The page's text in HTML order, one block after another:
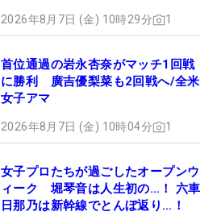
2026年8月7日 (金) 10時29分 1
首位通過の岩永杏奈がマッチ1回戦
に勝利 廣吉優梨菜も2回戦へ/全米
女子アマ
2026年8月7日 (金) 10時04分 1
女子プロたちが過ごしたオープンウ
ィーク 堀琴音は人生初の…！ 六車
日那乃は新幹線でとんぼ返り…！